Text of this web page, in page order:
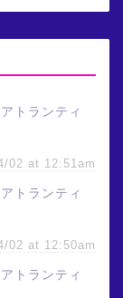
トランティ
02 at 12:51am
トランティ
02 at 12:50am
トランティ